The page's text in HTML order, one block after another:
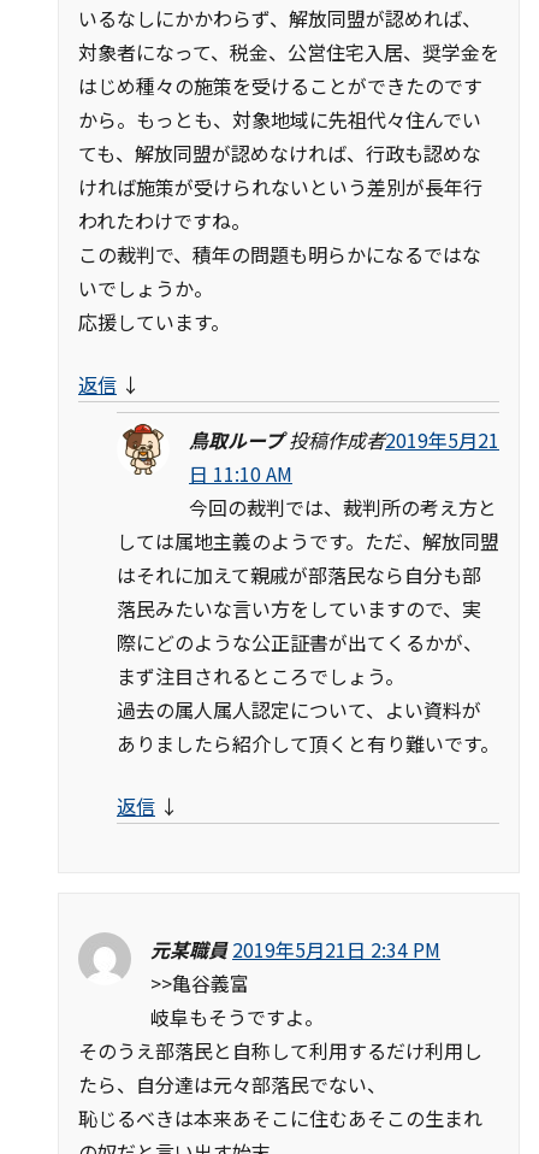
いるなしにかかわらず、解放同盟が認めれば、
対象者になって、税金、公営住宅入居、奨学金を
はじめ種々の施策を受けることができたのです
から。もっとも、対象地域に先祖代々住んでい
ても、解放同盟が認めなければ、行政も認めな
ければ施策が受けられないという差別が長年行
われたわけですね。
この裁判で、積年の問題も明らかになるではな
いでしょうか。
応援しています。
返信 ↓
鳥取ループ 投稿作成者2019年5月21
日 11:10 AM
今回の裁判では、裁判所の考え方と
しては属地主義のようです。ただ、解放同盟
はそれに加えて親戚が部落民なら自分も部
落民みたいな言い方をしていますので、実
際にどのような公正証書が出てくるかが、
まず注目されるところでしょう。
過去の属人属人認定について、よい資料が
ありましたら紹介して頂くと有り難いです。
返信 ↓
元某職員 2019年5月21日 2:34 PM
>>亀谷義富
岐阜もそうですよ。
そのうえ部落民と自称して利用するだけ利用し
たら、自分達は元々部落民でない、
恥じるべきは本来あそこに住むあそこの生まれ